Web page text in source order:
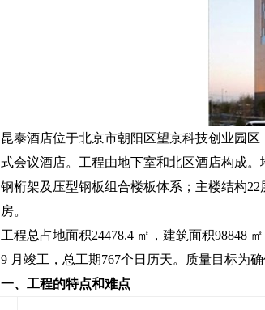
昆泰酒店位于北京市朝阳区望京科技创业园
式会议酒店。工程由地下室和北区酒店构成
钢桁架及压型钢板组合楼板体系；主楼结构
房。
工程总占地面积24478.4 ㎡，建筑面积98848
9 月竣工，总工期767个日历天。质量目标为
一、工程的特点和难点